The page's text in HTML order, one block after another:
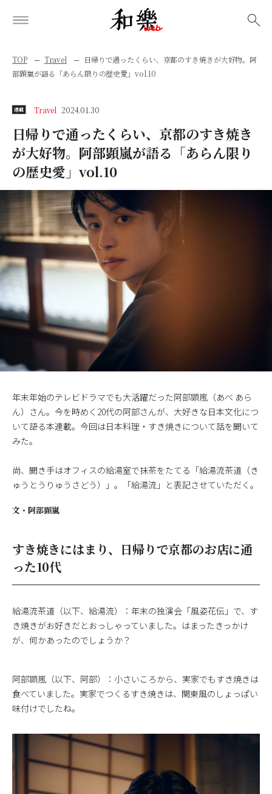
TOP Travel
日帰りで通ったくらい、京都のすき焼きが大好物。阿
部顕嵐が語る「あらん限りの歴史愛」vol.10
連載 Travel 2024.01.30
日帰りで通ったくらい、京都のすき焼き
が大好物。阿部顕嵐が語る「あらん限り
の歴史愛」vol.10
年末年始のテレビドラマでも大活躍だった阿部顕嵐（あべ あら
ん）さん。今を時めく20代の阿部さんが、大好きな日本文化につ
いて語る本連載。今回は日本料理・すき焼きについて話を聞いて
みた。
尚、聞き手はオフィスの給湯室で抹茶をたてる「給湯流茶道（き
ゅうとうりゅうさどう）」。「給湯流」と表記させていただく。
文・ 阿部顕嵐
すき焼きにはまり、日帰りで京都のお店に通
った10代
給湯流茶道（以下、給湯流）：年末の独演会「風姿花伝」で、す
き焼きがお好きだとおっしゃっていました。はまったきっかけ
が、何かあったのでしょうか？
阿部顕嵐（以下、阿部）：小さいころから、実家でもすき焼きは
食べていました。実家でつくるすき焼きは、関東風のしょっぱい
味付けでしたね。